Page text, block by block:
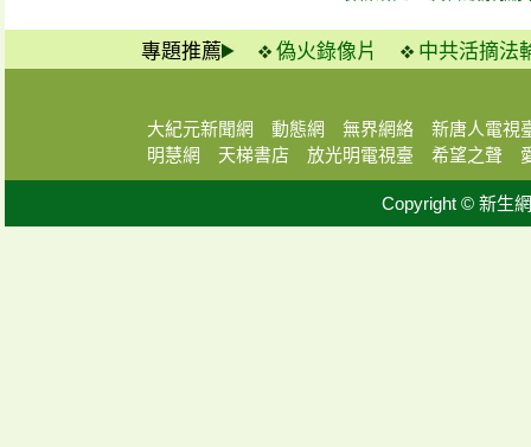
專題推薦 偽火錄像片 中共活摘法
大紀元新聞網 動態網 無界網絡
新唐人電視
明慧網
天梯書店 放光明電視臺 希望之聲
Copyright © 新生